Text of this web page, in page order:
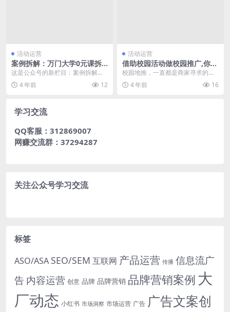
活动运营
案例拆解：万门大学0元课拆
解
这是公众号的新栏目：案例拆解，
每天通过一个教育案例拆解和分
析，让你获得在线教育的...
4 年前 12
活动运营
借助校园活动做校园推广,你了
解吗?
校园地推，一直都是商家寻求的一
种推广方式，主流多是在校园里招
兼职，或者利用校园组...
4 年前 16
学习交流
QQ客服：312869007
网赚交流群：37294287
关注公众号学习交流
标签
ASO/ASA SEO/SEM 互联网 产品运营 传播 信息流广
告 内容运营 创意 品牌 品牌营销 品牌营销案例 大
厂动态 小红书 市场洞察 市场运营 广告 广告文案创